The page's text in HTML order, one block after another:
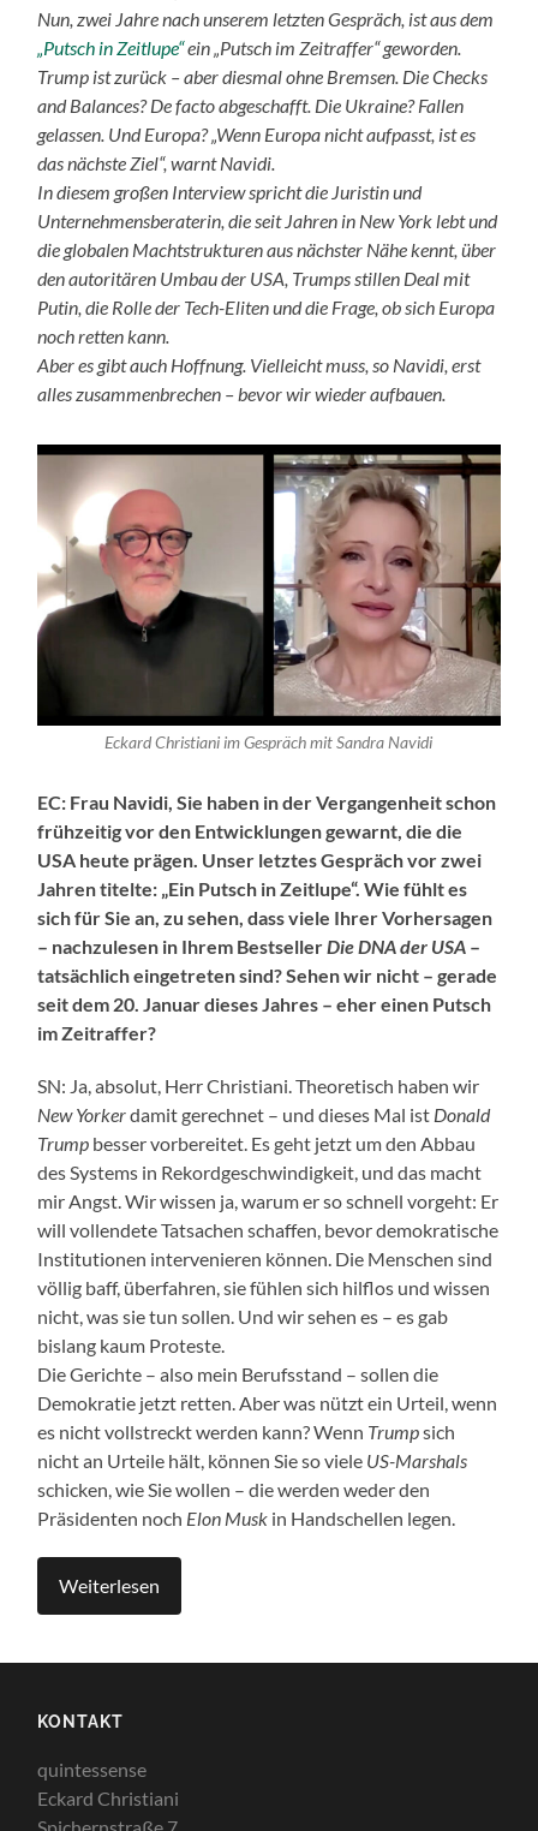
Nun, zwei Jahre nach unserem letzten Gespräch, ist aus dem
„Putsch in Zeitlupe“ein „Putsch im Zeitraffer“ geworden.
Trump ist zurück – aber diesmal ohne Bremsen. DieChecks
and Balances?De facto abgeschafft. Die Ukraine? Fallen
gelassen. UndEuropa?„Wenn Europa nicht aufpasst, ist es
das nächste Ziel“, warntNavidi.
In diesem großen Interview spricht die Juristin und
Unternehmensberaterin, die seit Jahren in New York lebt und
die globalen Machtstrukturen aus nächster Nähe kennt, über
den autoritären Umbau der USA, Trumpsstillen Deal mit
Putin, die Rolle der Tech-Eliten und die Frage, ob sich Europa
noch retten kann.
Aber es gibt auch Hoffnung. Vielleicht muss, so Navidi, erst
alles zusammenbrechen – bevor wir wieder aufbauen.
Eckard Christiani im Gespräch mit Sandra Navidi
EC: Frau Navidi, Sie haben in der Vergangenheit schon
frühzeitig vor den Entwicklungen gewarnt, die die
USA heute prägen. Unser letztes Gespräch vor zwei
Jahren titelte: „Ein Putsch in Zeitlupe“. Wie fühlt es
sich für Sie an, zu sehen, dass viele Ihrer Vorhersagen
– nachzulesen in Ihrem BestsellerDie DNA der USA –
tatsächlich eingetreten sind? Sehen wir nicht – gerade
seit dem 20. Januar dieses Jahres – eher einen Putsch
im Zeitraffer?
SN: Ja, absolut, Herr Christiani. Theoretisch haben wir
New Yorkerdamit gerechnet – und dieses Mal ist Donald
Trump besser vorbereitet. Es geht jetzt um den Abbau
des Systems in Rekordgeschwindigkeit, und das macht
mir Angst. Wir wissen ja, warum er so schnell vorgeht: Er
will vollendete Tatsachen schaffen, bevor demokratische
Institutionen intervenieren können. Die Menschen sind
völlig baff, überfahren, sie fühlen sich hilflos und wissen
nicht, was sie tun sollen. Und wir sehen es – es gab
bislang kaum Proteste.
Die Gerichte – also mein Berufsstand – sollen die
Demokratie jetzt retten. Aber was nützt ein Urteil, wenn
es nicht vollstreckt werden kann? Wenn Trumpsich
nicht an Urteile hält, können Sie so viele US-Marshals
schicken, wie Sie wollen – die werden weder den
Präsidenten noch Elon Musk in Handschellen legen.
Weiterlesen
KONTAKT
quintessense
Eckard Christiani